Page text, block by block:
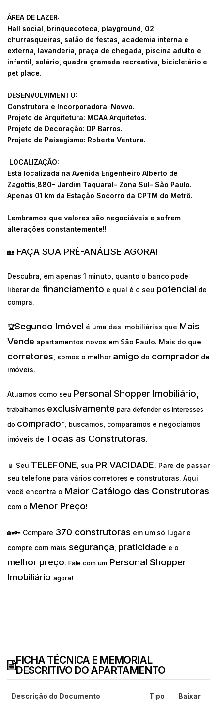
ÁREA DE LAZER:
Hall social, brinquedoteca, playground, 02
churrasqueiras, salão de festas, academia interna e
externa, lavanderia, praça de chegada, piscina adulto e
infantil, solário, quadra gramada recreativa, bicicletário e
pet place.
DESENVOLVIMENTO:
Construtora e Incorporadora: Novvo.
Projeto de Arquitetura: MCAA Arquitetos.
Projeto de Decoração: DP Barros.
Projeto de Paisagismo: Roberta Ventura.
LOCALIZAÇÃO:
Está localizada na Avenida Engenheiro Alberto de
Zagottis,880- Jardim Taquaral- Zona Sul- São Paulo.
Apenas 01 km da Estação Socorro da CPTM do Metrô.
Lembramos que valores são negociáveis e sofrem
alterações constantemente!!
🏡 FAÇA SUA PRÉ-ANÁLISE AGORA!
Descubra, em apenas 1 minuto, quanto o banco pode
liberar de financiamento e qual é o seu potencial de
compra.
🏆Segundo Imóvel é uma das imobiliárias que Mais
Vende apartamentos novos em São Paulo. Mais do que
corretores , somos o melhor amigo do comprador de
imóveis.
Atuamos como seu Personal Shopper Imobiliário,
trabalhamos exclusivamente para defender os interesses
do comprador, buscamos, comparamos e negociamos
imóveis de Todas as Construtoras.
📱 Seu TELEFONE , sua PRIVACIDADE! Pare de passar
seu telefone para vários corretores e construtoras. Aqui
você encontra o Maior Catálogo das Construtoras
com o Menor Preço!
🏡🔑 Compare 370 construtoras em um só lugar e
compre com mais segurança praticidade e o
melhor preço. Fale com um Personal Shopper
Imobiliário agora!
FICHA TÉCNICA E MEMORIAL
DESCRITIVO DO APARTAMENTO
Descrição do Documento Tipo Baixar